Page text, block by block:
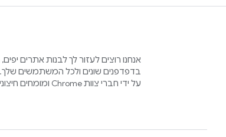
אנחנו רוצים לעזור לך לבנות אתרים
בדפדפנים שונים ולכל המשתמשים
על ידי חברי צוות Chrome ומומחים חיצוניים, שיעזור לכם בתהליך הזה.